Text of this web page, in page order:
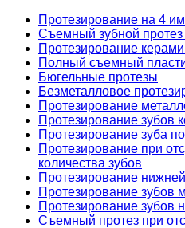
Протезирование на 4
Съемный зубной
Протезирование
Полный съемный
Бюгельные протезы
Безметалловое
Протезирование
Протезирование зубов
Протезирование зуба
Протезирование при
количества зубов
Протезирование
Протезирование зубов
Протезирование зубов
Съемный протез при